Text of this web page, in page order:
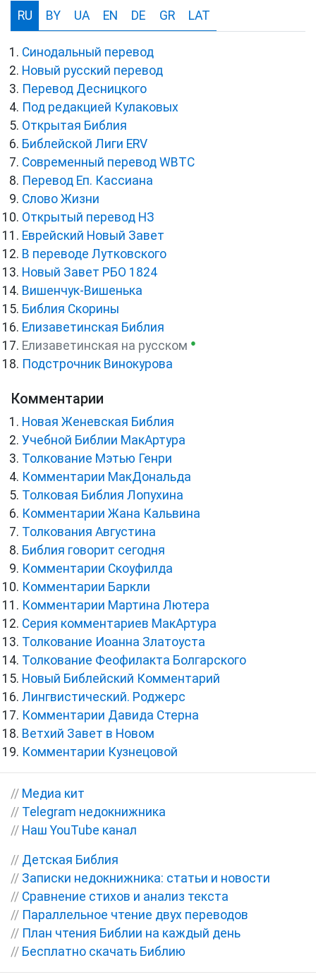
RU BY UA EN DE GR LAT
Синодальный перевод
Новый русский перевод
Перевод Десницкого
Под редакцией Кулаковых
Открытая Библия
Библейской Лиги ERV
Cовременный перевод WBTC
Перевод Еп. Кассиана
Слово Жизни
Открытый перевод НЗ
Еврейский Новый Завет
В переводе Лутковского
Новый Завет РБО 1824
Вишенчук-Вишенька
Библия Скорины
Елизаветинская Библия
Елизаветинская на русском ●
Подстрочник Винокурова
Комментарии
Новая Женевская Библия
Учебной Библии МакАртура
Толкование Мэтью Генри
Комментарии МакДональда
Толковая Библия Лопухина
Комментарии Жана Кальвина
Толкования Августина
Библия говорит сегодня
Комментарии Скоуфилда
Комментарии Баркли
Комментарии Мартина Лютера
Серия комментариев МакАртура
Толкование Иоанна Златоуста
Толкование Феофилакта Болгарского
Новый Библейский Комментарий
Лингвистический. Роджерс
Комментарии Давида Стерна
Ветхий Завет в Новом
Комментарии Кузнецовой
// Медиа кит
// Telegram недокнижника
// Наш YouTube канал
// Детская Библия
// Записки недокнижника: статьи и новости
// Сравнение стихов и анализ текста
// Параллельное чтение двух переводов
// План чтения Библии на каждый день
// Бесплатно скачать Библию